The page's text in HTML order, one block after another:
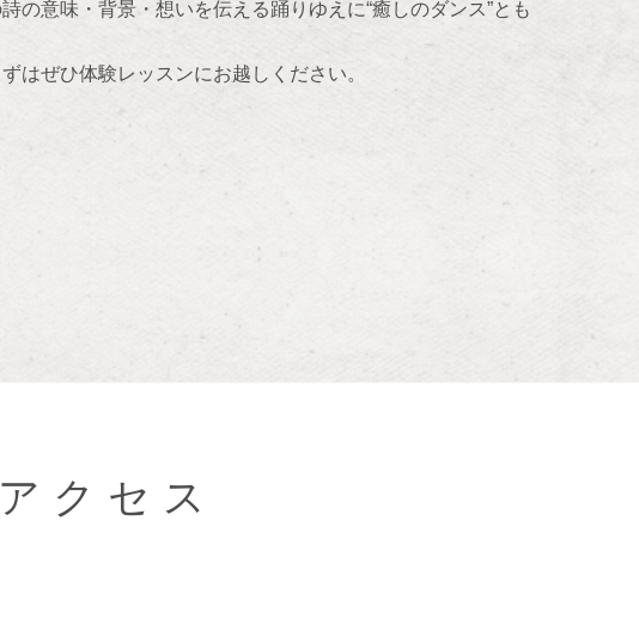
の意味・背景・想いを伝える踊りゆえに“癒しのダンス”とも
はぜひ体験レッスンにお越しください。
クセス